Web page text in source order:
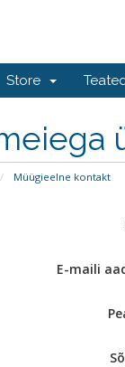
Store
Müügieelne kontakt
E-maili